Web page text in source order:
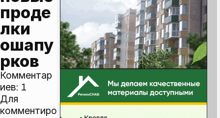
проде
лки
ошапу
рков
Комментар
иев: 1
Для
комментиро